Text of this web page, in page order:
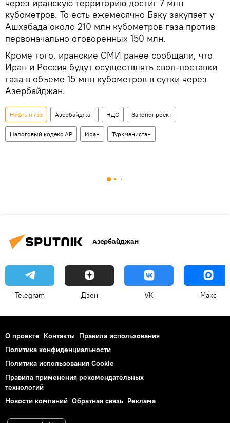
через иранскую территорию достиг 7 млн
кубометров. То есть ежемесячно Баку закупает у
Ашхабада около 210 млн кубометров газа против
первоначально оговоренных 150 млн.
Кроме того, иранские СМИ ранее сообщали, что
Иран и Россия будут осуществлять своп-поставки
газа в объеме 15 млн кубометров в сутки через
Азербайджан.
Нефть и газ Азербайджан НДС Законопроект
Налоговый кодекс АР Иран Туркменистан
Азербайджан
Telegram Дзен VK Макс
О проекте Контакты Правила использования
Политика конфиденциальности
Политика использования Cookie
Правила применения рекомендательных
технологий
Новости компаний Обратная связь Реклама